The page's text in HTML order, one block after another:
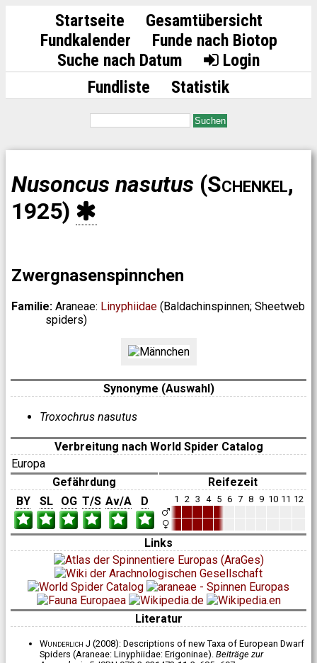
Startseite
Gesamtübersicht
Fundkalender
Funde nach Biotop
Suche nach Datum
Login
Fundliste
Statistik
Suchen
Nusoncus nasutus (Schenkel,
1925)
Zwergnasenspinnchen
Familie: Araneae: Linyphiidae (Baldachinspinnen; Sheetweb
spiders)
Synonyme (Auswahl)
Troxochrus nasutus
Verbreitung nach World Spider Catalog
Europa
Gefährdung
Reifezeit
BY
SL OG T/S Av/A D 1 2 3 4 5 6 7 8 9 10 11 12
Links
Literatur
Wunderlich J (2008): Descriptions of new Taxa of European Dwarf
Spiders (Araneae: Linyphiidae: Erigoninae). Beiträge zur